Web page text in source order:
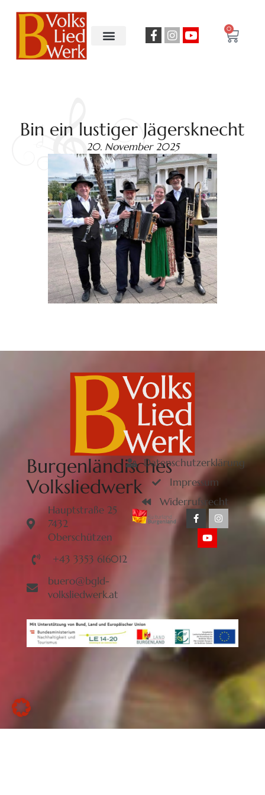
0
Bin ein lustiger Jägersknecht
20. November 2025
Burgenländisches
Volksliedwerk
Hauptstraße 25
7432
Oberschützen
+43 3353 616012
buero@bgld-
volksliedwerk.at
Datenschutzerklärung
Impressum
Widerrufsrecht